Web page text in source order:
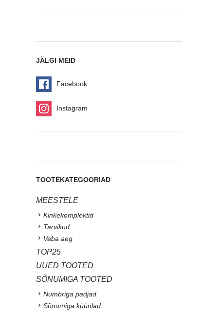
JÄLGI MEID
Facebook
Instagram
TOOTEKATEGOORIAD
MEESTELE
Kinkekomplektid
Tarvikud
Vaba aeg
TOP25
UUED TOOTED
SÕNUMIGA TOOTED
Numbriga padjad
Sõnumiga küünlad